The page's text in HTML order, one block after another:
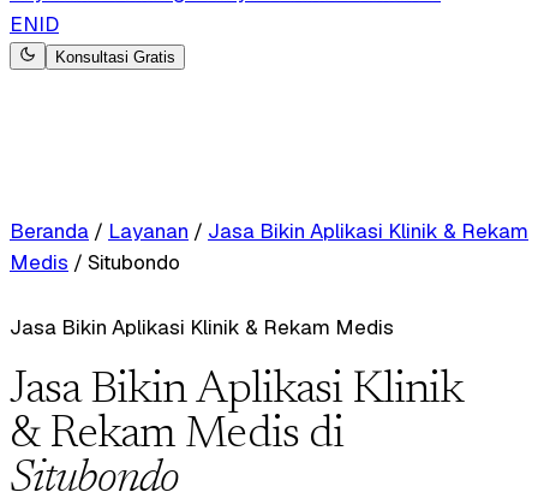
ENID
Konsultasi Gratis
Beranda / Layanan / Jasa Bikin Aplikasi Klinik & Rekam
Medis / Situbondo
Jasa Bikin Aplikasi Klinik & Rekam Medis
Jasa Bikin Aplikasi Klinik
& Rekam Medis di
Situbondo